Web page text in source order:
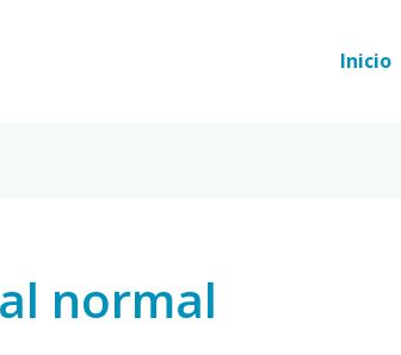
Inicio
normal